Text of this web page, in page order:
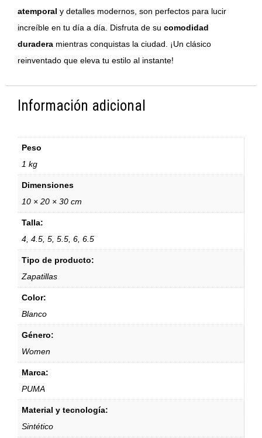
atemporal y detalles modernos, son perfectos para lucir
increíble en tu día a día. Disfruta de su comodidad
duradera mientras conquistas la ciudad. ¡Un clásico
reinventado que eleva tu estilo al instante!
Información adicional
Peso
1 kg
Dimensiones
10 × 20 × 30 cm
Talla:
4, 4.5, 5, 5.5, 6, 6.5
Tipo de producto:
Zapatillas
Color:
Blanco
Género:
Women
Marca:
PUMA
Material y tecnología:
Sintético